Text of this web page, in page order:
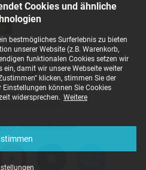
Cookies und ähnliche
bestmögliches Surferlebnis zu bieten
unserer Website (z.B. Warenkorb,
funktionalen Cookies setzen wir
ein, damit wir unsere Webseite weiter
klicken, stimmen Sie der
können Sie Cookies
widersprechen. Weitere
Versandkosten